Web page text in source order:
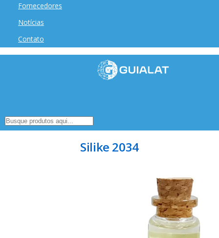
Fornecedores
Notícias
Contato
Silike 2034